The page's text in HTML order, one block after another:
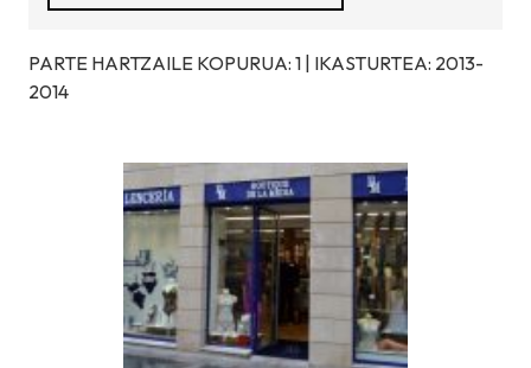
PARTE HARTZAILE KOPURUA: 1 | IKASTURTEA: 2013-
2014